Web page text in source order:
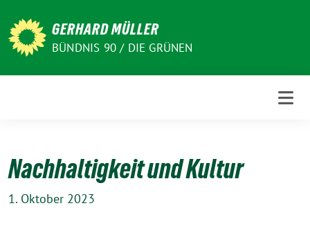
zum
Inhalt
GERHARD MÜLLER
BÜNDNIS 90 / DIE GRÜNEN
Nachhaltigkeit und Kultur
1. Oktober 2023